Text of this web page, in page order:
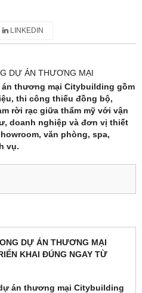
LINKEDIN
DỰ ÁN THƯƠNG MẠI
thương mại Citybuilding gồm
thi công thiếu đồng bộ,
rời rạc giữa thẩm mỹ với vận
doanh nghiệp và đơn vị thiết
văn phòng, spa,
vụ.
DỰ ÁN THƯƠNG MẠI
KHAI ĐÚNG NGAY TỪ
án thương mại Citybuilding